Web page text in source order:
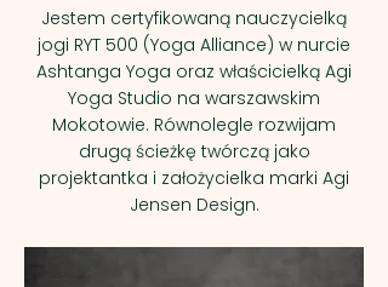
Jestem certyfikowaną nauczycielką
jogi RYT 500 (Yoga Alliance) w nurcie
Ashtanga Yoga oraz właścicielką Agi
Yoga Studio na warszawskim
Mokotowie. Równolegle rozwijam
drugą ścieżkę twórczą jako
projektantka i założycielka marki Agi
Jensen Design.